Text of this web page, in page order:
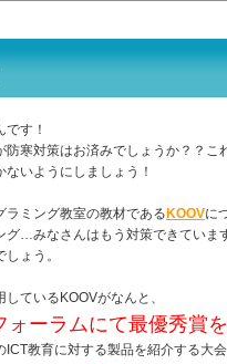
す！
寒対策はお済みでしょうか？？
いようにしましょう！
ラミング教室の教材である KOOVに
グ…みなさんはもう対策できていま
ょう。
ているKOOVがなんと、
ーラムにて最優秀賞
教育に対する製品を紹介する大